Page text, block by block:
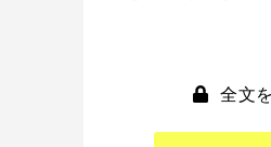
全文